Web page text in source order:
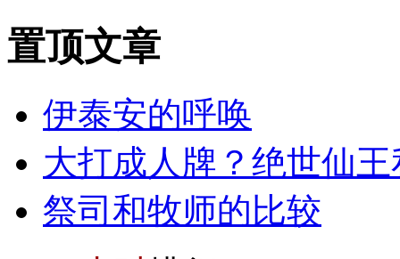
置顶文章
伊泰安的呼唤
大打成人牌？绝世仙
祭司和牧师的比较